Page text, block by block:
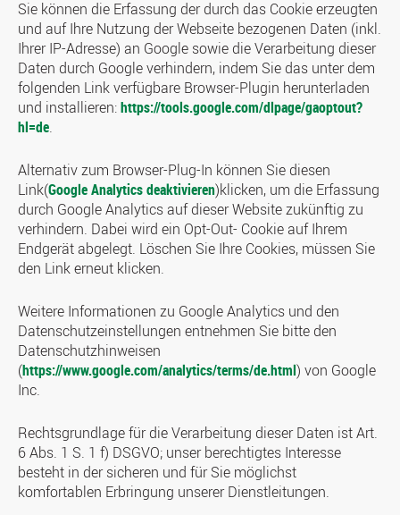
Sie können die Erfassung der durch das Cookie erzeugten
und auf Ihre Nutzung der Webseite bezogenen Daten (inkl.
Ihrer IP-Adresse) an Google sowie die Verarbeitung dieser
Daten durch Google verhindern, indem Sie das unter dem
folgenden Link verfügbare Browser-Plugin herunterladen
und installieren:https://tools.google.com/dlpage/gaoptout?
hl=de.
Alternativ zum Browser-Plug-In können Sie diesen
Link(Google Analytics deaktivieren)klicken, um die Erfassung
durch Google Analytics auf dieser Website zukünftig zu
verhindern. Dabei wird ein Opt-Out- Cookie auf Ihrem
Endgerät abgelegt. Löschen Sie Ihre Cookies, müssen Sie
den Link erneut klicken.
Weitere Informationen zu Google Analytics und den
Datenschutzeinstellungen entnehmen Sie bitte den
Datenschutzhinweisen
(https://www.google.com/analytics/terms/de.html) von Google
Inc.
Rechtsgrundlage für die Verarbeitung dieser Daten ist Art.
6 Abs. 1 S. 1 f) DSGVO; unser berechtigtes Interesse
besteht in der sicheren und für Sie möglichst
komfortablen Erbringung unserer Dienstleitungen.